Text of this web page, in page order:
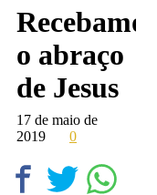
Recebamos
o abraço
de Jesus
17 de maio de
2019
0